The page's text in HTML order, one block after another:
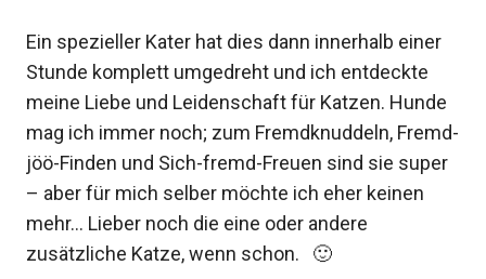
Ein spezieller Kater hat dies dann innerhalb einer
Stunde komplett umgedreht und ich entdeckte
meine Liebe und Leidenschaft für Katzen. Hunde
mag ich immer noch; zum Fremdknuddeln, Fremd-
jöö-Finden und Sich-fremd-Freuen sind sie super
– aber für mich selber möchte ich eher keinen
mehr… Lieber noch die eine oder andere
zusätzliche Katze, wenn schon. 🙂